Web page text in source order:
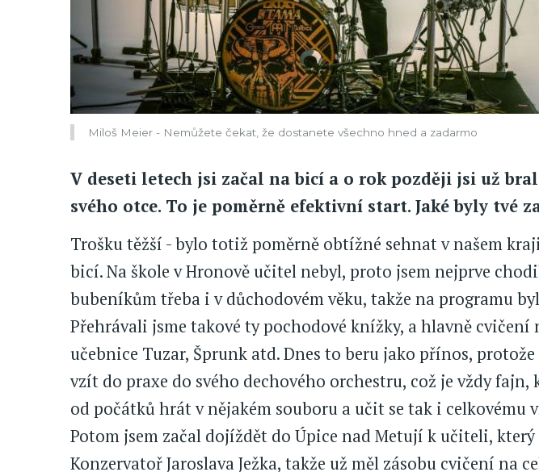
Miloš Meier - Nemůžete čekat, že dostanete všechno hned a zadarmo
V deseti letech jsi začal na bicí a o rok později jsi už
svého otce. To je poměrně efektivní start. Jaké byly tvé
Trošku těžší - bylo totiž poměrně obtížné sehnat v našem
bicí. Na škole v Hronově učitel nebyl, proto jsem nejprve
bubeníkům třeba i v důchodovém věku, takže na programu
Přehrávali jsme takové ty pochodové knížky, a hlavně cvičení
učebnice Tuzar, Šprunk atd. Dnes to beru jako přínos,
vzít do praxe do svého dechového orchestru, což je vždy fajn,
od počátků hrát v nějakém souboru a učit se tak i celkovému
Potom jsem začal dojíždět do Úpice nad Metují k učiteli,
Konzervatoř Jaroslava Ježka, takže už měl zásobu cvičení na